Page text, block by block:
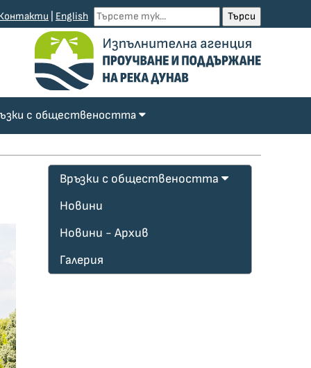
English
с обществеността
Връзки с обществеността
Новини
Новини - Архив
Галерия